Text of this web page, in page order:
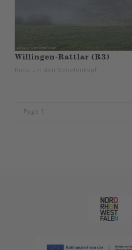
Willingen-Rattlar (R3)
Rund um den Schetenkopf